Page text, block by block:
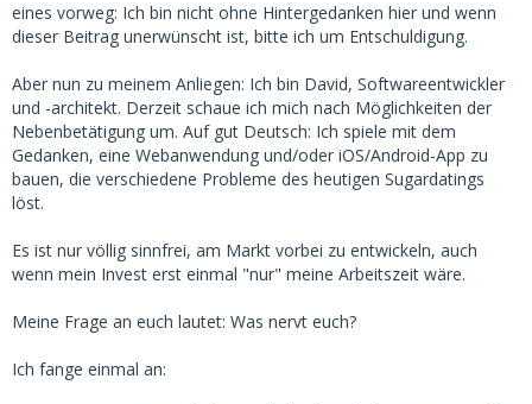
eines vorweg: Ich bin nicht ohne Hintergedanken hier und wenn
dieser Beitrag unerwünscht ist, bitte ich um Entschuldigung.
Aber nun zu meinem Anliegen: Ich bin David, Softwareentwickler
und -architekt. Derzeit schaue ich mich nach Möglichkeiten der
Nebenbetätigung um. Auf gut Deutsch: Ich spiele mit dem
Gedanken, eine Webanwendung und/oder iOS/Android-App zu
bauen, die verschiedene Probleme des heutigen Sugardatings
löst.
Es ist nur völlig sinnfrei, am Markt vorbei zu entwickeln, auch
wenn mein Invest erst einmal "nur" meine Arbeitszeit wäre.
Meine Frage an euch lautet: Was nervt euch?
Ich fange einmal an: